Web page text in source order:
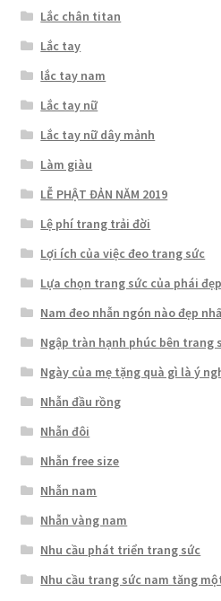
Lắc chân titan
Lắc tay
lắc tay nam
Lắc tay nữ
Lắc tay nữ dây mảnh
Làm giàu
LỄ PHẬT ĐẢN NĂM 2019
Lệ phí trang trải đời
Lợi ích của việc đeo trang sức
Lựa chọn trang sức của phái đẹp
Nam đeo nhẫn ngón nào đẹp
Ngập tràn hạnh phúc bên trang
Ngày của mẹ tặng quà gì là ý
Nhẫn đầu rồng
Nhẫn đôi
Nhẫn free size
Nhẫn nam
Nhẫn vàng nam
Nhu cầu phát triển trang sức
Nhu cầu trang sức nam tăng